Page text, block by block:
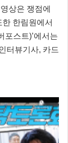
상은 쟁점에
한림원에서
포스트)’에서는
터뷰기사, 카드